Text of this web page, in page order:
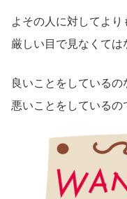
よその人に対してより
厳しい目で見なくては
良いことをしているの
悪いことをしているの